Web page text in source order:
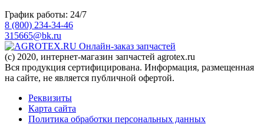
График работы: 24/7
8 (800) 234-34-46
315665@bk.ru
Онлайн-заказ запчастей
(c) 2020, интернет-магазин запчастей agrotex.ru
Вся продукция сертифицирована. Информация, размещенная
на сайте, не является публичной офертой.
Реквизиты
Карта сайта
Политика обработки персональных данных